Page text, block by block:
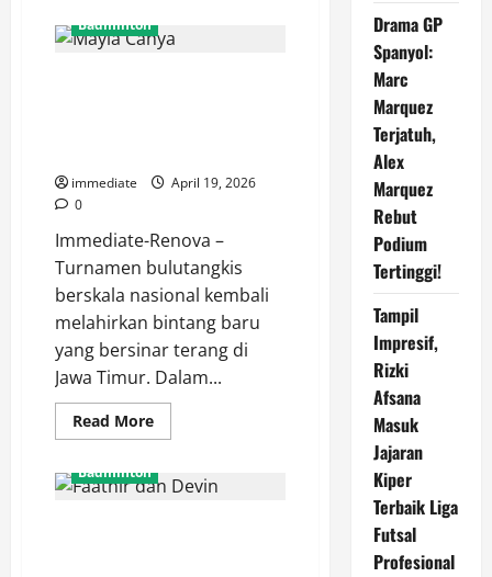
Sengit
Nabila
Sirnas
A
2026
Badminton
immediate
April 19, 2026
0
Immediate-Renova –
Turnamen bulutangkis
berskala nasional kembali
melahirkan bintang baru
yang bersinar terang di
Jawa Timur. Dalam...
Read MoreRead
more
Cahya
Afilian
Badminton
Drama GP
Spanyol:
Marc
Marquez
Terjatuh,
Alex
Marquez
Rebut
Podium
Tertinggi!
Tampil
Impresif,
Rizki
Afsana
Masuk
Jajaran
Kiper
Terbaik Liga
Futsal
Profesional